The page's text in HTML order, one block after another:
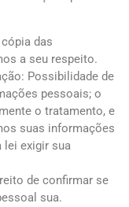
das
a seu respeito.
Possibilidade de
pessoais; o
o tratamento, e
suas informações
lei exigir sua
de confirmar se
sua.